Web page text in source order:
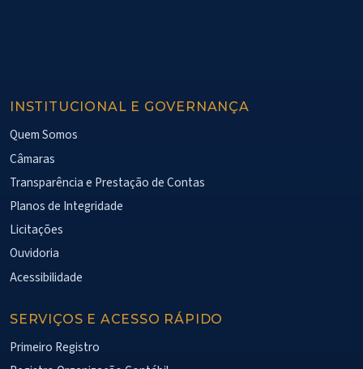
INSTITUCIONAL E GOVERNANÇA
Quem Somos
Câmaras
Transparência e Prestação de Contas
Planos de Integridade
Licitações
Ouvidoria
Acessibilidade
SERVIÇOS E ACESSO RÁPIDO
Primeiro Registro